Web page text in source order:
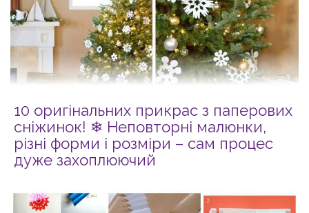
10 оригінальних прикрас з паперових
сніжинок! ❄ Неповторні малюнки,
різні форми і розміри – сам процес
дуже захоплюючий